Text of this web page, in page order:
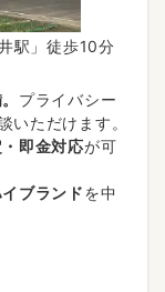
駅」徒歩10分
プライバシー
いただけます。
即金対応が可
ブランドを中